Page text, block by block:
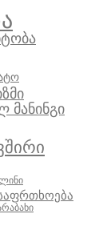
მანინგი